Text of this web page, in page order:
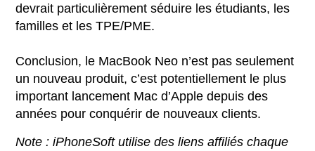
devrait particulièrement séduire les étudiants, les
familles et les TPE/PME.
Conclusion, le MacBook Neo n’est pas seulement
un nouveau produit, c’est potentiellement le plus
important lancement Mac d’Apple depuis des
années pour conquérir de nouveaux clients.
Note : iPhoneSoft utilise des liens affiliés chaque